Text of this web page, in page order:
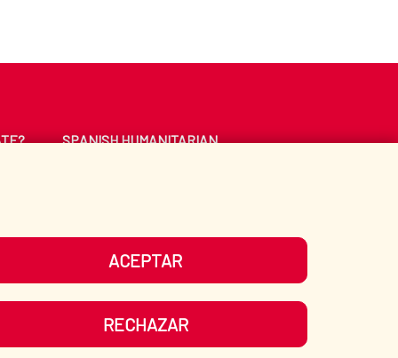
ACEPTAR
RECHAZAR
SPANISH HUMANITARIAN
SOCIAL MEDIA